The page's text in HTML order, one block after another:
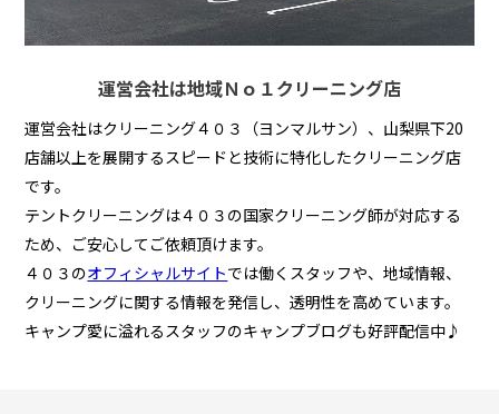
運営会社は地域Ｎｏ１クリーニング店
運営会社はクリーニング４０３（ヨンマルサン）、山梨県下20
店舗以上を展開するスピードと技術に特化したクリーニング店
です。
テントクリーニングは４０３の国家クリーニング師が対応する
ため、ご安心してご依頼頂けます。
４０３のオフィシャルサイトでは働くスタッフや、地域情報、
クリーニングに関する情報を発信し、透明性を高めています。
キャンプ愛に溢れるスタッフのキャンプブログも好評配信中♪